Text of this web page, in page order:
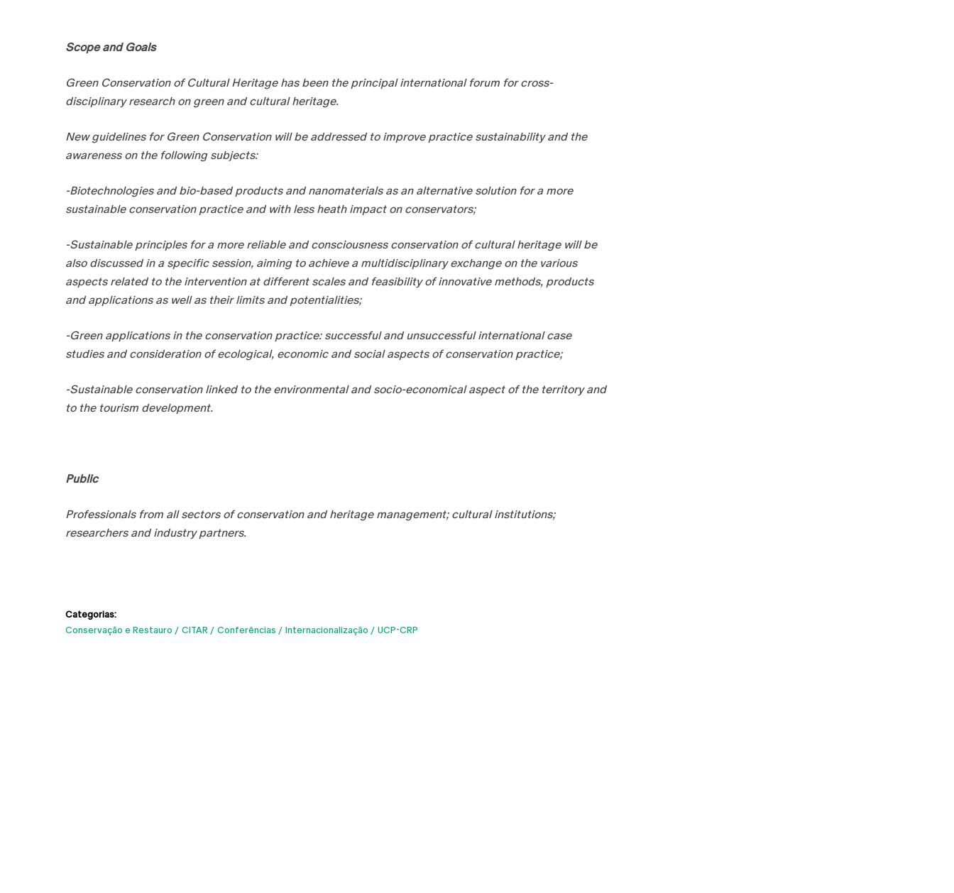
Scope and Goals
Green Conservation of Cultural Heritage has been the principal international forum for cross-
disciplinary research on green and cultural heritage.
New guidelines for Green Conservation will be addressed to improve practice sustainability and the
awareness on the following subjects:
-Biotechnologies and bio-based products and nanomaterials as an alternative solution for a more
sustainable conservation practice and with less heath impact on conservators;
-Sustainable principles for a more reliable and consciousness conservation of cultural heritage will be
also discussed in a specific session, aiming to achieve a multidisciplinary exchange on the various
aspects related to the intervention at different scales and feasibility of innovative methods, products
and applications as well as their limits and potentialities;
-Green applications in the conservation practice: successful and unsuccessful international case
studies and consideration of ecological, economic and social aspects of conservation practice;
-Sustainable conservation linked to the environmental and socio-economical aspect of the territory and
to the tourism development.
Public
Professionals from all sectors of conservation and heritage management; cultural institutions;
researchers and industry partners.
Categorias:
Conservação e Restauro
CITAR Conferências Internacionalização UCP-CRP